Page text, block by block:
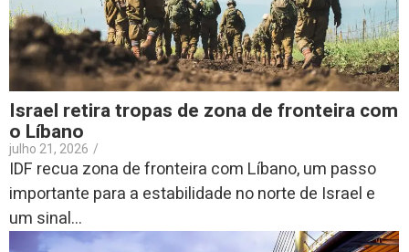
Israel retira tropas de zona de fronteira com
o Líbano
julho 21, 2026 /
IDF recua zona de fronteira com Líbano, um passo
importante para a estabilidade no norte de Israel e
um sinal...